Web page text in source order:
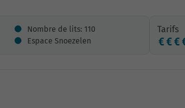
Nombre de lits: 110
Espace Snoezelen
Tarifs